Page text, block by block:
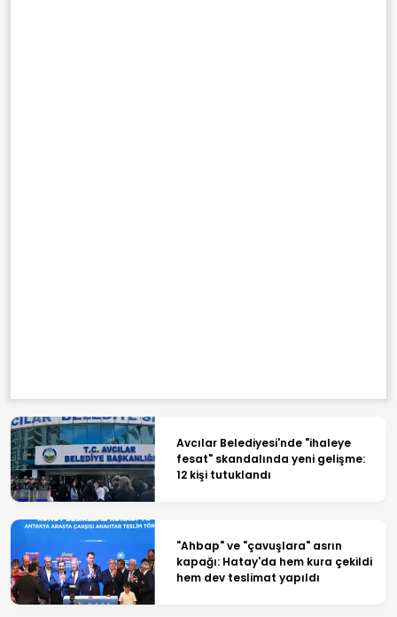
Avcılar Belediyesi'nde "ihaleye
fesat" skandalında yeni gelişme:
12 kişi tutuklandı
"Ahbap" ve "çavuşlara" asrın
kapağı: Hatay'da hem kura çekildi
hem dev teslimat yapıldı